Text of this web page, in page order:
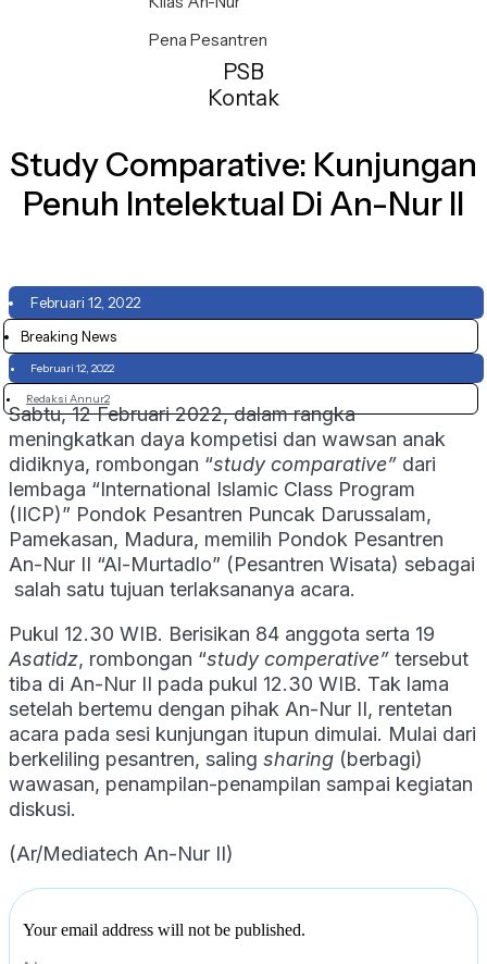
Pena Pesantren
PSB
Kontak
Study Comparative: Kunjungan
Penuh Intelektual Di An-Nur II
Februari 12, 2022
Breaking News
Februari 12, 2022
Redaksi Annur2
Sabtu, 12 Februari 2022, dalam rangka
meningkatkan daya kompetisi dan wawsan anak
didiknya, rombongan “study comparative” dari
lembaga “International Islamic Class Program
(IICP)” Pondok Pesantren Puncak Darussalam,
Pamekasan, Madura, memilih Pondok Pesantren
An-Nur II “Al-Murtadlo” (Pesantren Wisata) sebagai
salah satu tujuan terlaksananya acara.
Pukul 12.30 WIB. Berisikan 84 anggota serta 19
Asatidz, rombongan “study comperative” tersebut
tiba di An-Nur II pada pukul 12.30 WIB. Tak lama
setelah bertemu dengan pihak An-Nur II, rentetan
acara pada sesi kunjungan itupun dimulai. Mulai dari
berkeliling pesantren, saling sharing (berbagi)
wawasan, penampilan-penampilan sampai kegiatan
diskusi.
(Ar/Mediatech An-Nur II)
Your email address will not be published.